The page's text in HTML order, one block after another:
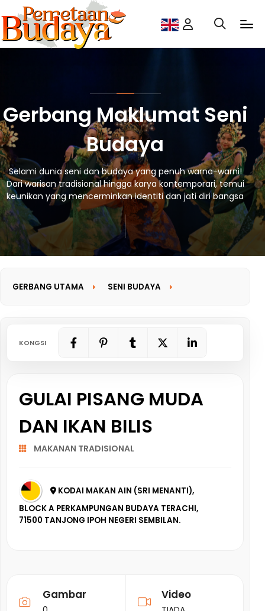
Gerbang Maklumat Seni
Budaya
Selami dunia seni dan budaya yang penuh warna-warni!
Dari warisan tradisional hingga karya kontemporari, temui
keunikan yang mencerminkan identiti dan jati diri bangsa
GERBANG UTAMA SENI BUDAYA
KONGSI
GULAI PISANG MUDA
DAN IKAN BILIS
MAKANAN TRADISIONAL
KODAI MAKAN AIN (SRI MENANTI),
BLOCK A PERKAMPUNGAN BUDAYA TERACHI,
71500 TANJONG IPOH NEGERI SEMBILAN.
Gambar Video